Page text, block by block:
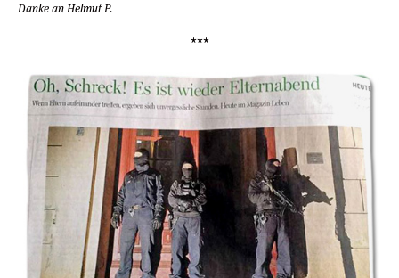
Danke an Helmut P.
***